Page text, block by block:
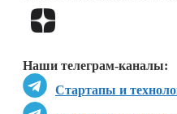
Наши телеграм-каналы:
Стартапы и